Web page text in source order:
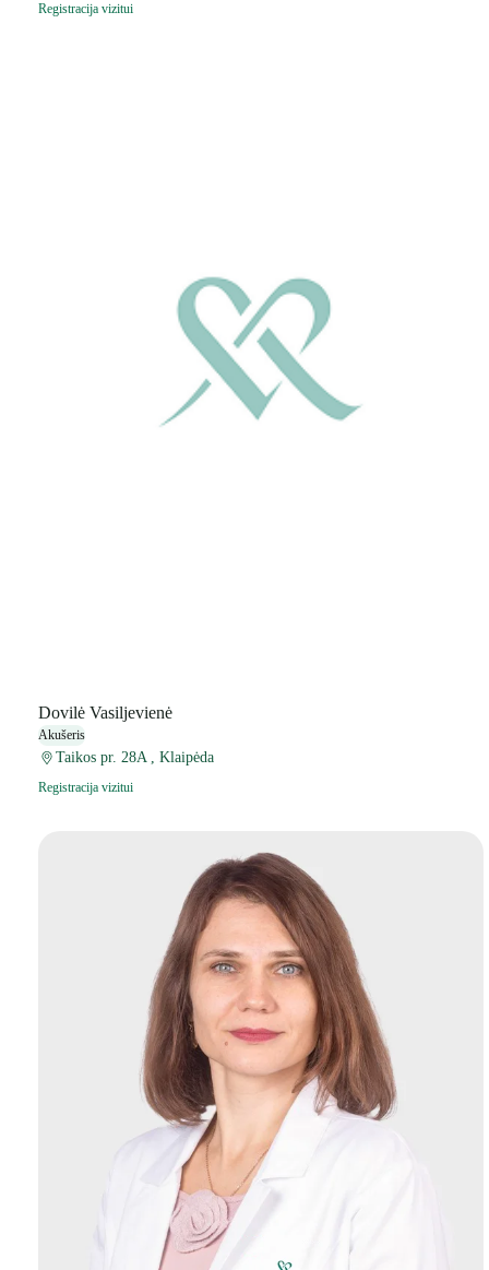
Registracija vizitui
Dovilė Vasiljevienė
Akušeris
Taikos pr. 28A , Klaipėda
Registracija vizitui